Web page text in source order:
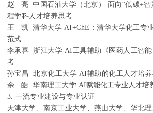
赵
亮 中国石油大学（北京） 面向“低碳+智
程学科人才培养思考
王
凯 清华大学 AI+ChE ：清华大学化工专
范式
李承喜
浙江大学 AI工具辅助《医药人工智
考
孙宝昌
北京化工大学 AI辅助的化工人才培
余
皓 华南理工大学 AI赋能化工专业人才培
3.一流专业建设与专业认证
天津大学、南京工业大学、燕山大学、华北